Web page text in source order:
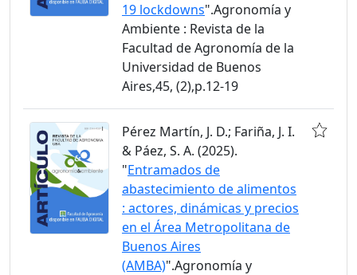
19 lockdowns".Agronomía y
Ambiente : Revista de la
Facultad de Agronomía de la
Universidad de Buenos
Aires,45, (2),p.12-19
Pérez Martín, J. D.; Fariña, J. I.
& Páez, S. A. (2025).
"Entramados de
abastecimiento de alimentos
: actores, dinámicas y precios
en el Área Metropolitana de
Buenos Aires
(AMBA)".Agronomía y